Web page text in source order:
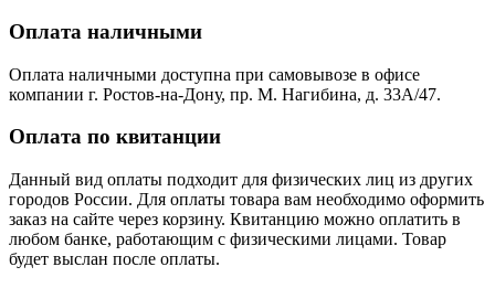
Оплата наличными
Оплата наличными доступна при самовывозе в офисе
компании г. Ростов-на-Дону, пр. М. Нагибина, д. 33А/47.
Оплата по квитанции
Данный вид оплаты подходит для физических лиц из других
городов России. Для оплаты товара вам необходимо оформить
заказ на сайте через корзину. Квитанцию можно оплатить в
любом банке, работающим с физическими лицами. Товар
будет выслан после оплаты.